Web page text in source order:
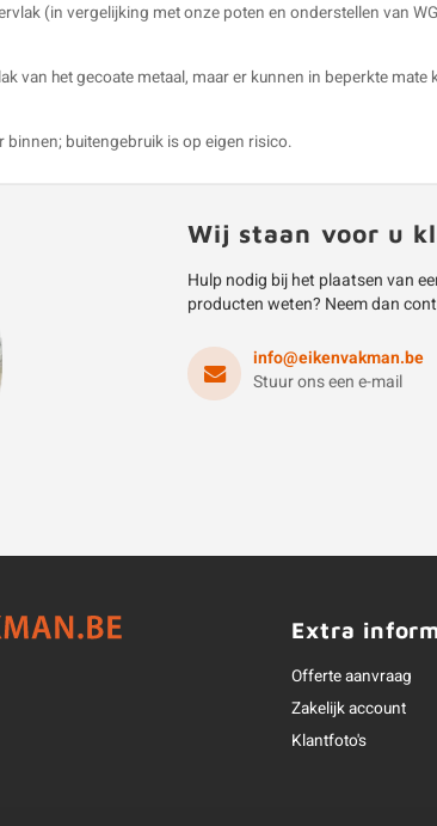
(in vergelijking met onze poten en onderstellen van
van het gecoate metaal, maar er kunnen in beperkte mate
binnen; buitengebruik is op eigen risico.
Wij staan voor u
Hulp nodig bij het plaatsen van
producten weten? Neem dan
info@eikenvakman.be
Stuur ons een e-mail
Extra
Offerte aanvraag
Zakelijk account
Klantfoto's